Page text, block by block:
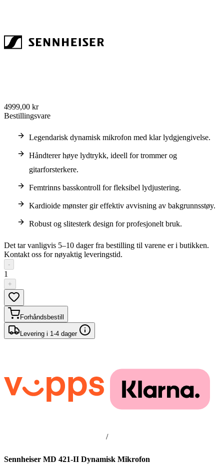
4999,00 kr
Bestillingsvare
Legendarisk dynamisk mikrofon med klar lydgjengivelse.
Håndterer høye lydtrykk, ideell for trommer og
gitarforsterkere.
Femtrinns basskontroll for fleksibel lydjustering.
Kardioide mønster gir effektiv avvisning av bakgrunnsstøy.
Robust og slitesterk design for profesjonelt bruk.
Det tar vanligvis 5–10 dager fra bestilling til varene er i butikken.
Kontakt oss for nøyaktig leveringstid.
-
1
+
Forhåndsbestill
Levering i 1-4 dager
/
Sennheiser MD 421-II Dynamisk Mikrofon